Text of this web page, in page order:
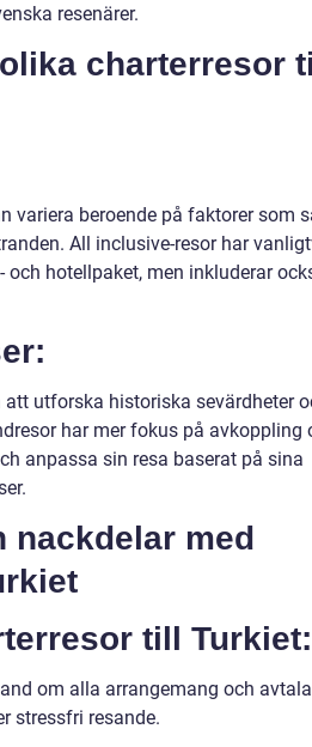
resenärer.
charterresor
variera beroende på faktorer som
All inclusive-resor har
hotellpaket, men inkluderar
utforska historiska sevärdheter
har mer fokus på avkoppling
anpassa sin resa baserat på sina
nackdelar med
till Turkiet:
om alla arrangemang och
stressfri resande.